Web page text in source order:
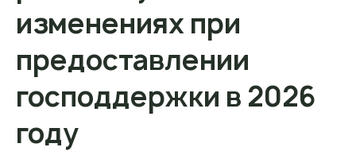
изменениях при
предоставлении
господдержки в 2026
году